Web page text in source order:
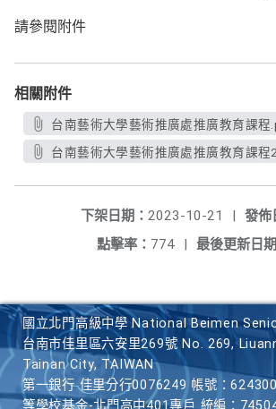
請參閱附件
相關附件
台南藝術大學藝術推廣處推廣教育課程
台南藝術大學藝術推廣處推廣教育課程
發佈
下架日期： 2023-10-21
|
最後更新日期
點擊率： 774 |
國立北門高級中學 National Beimen
台南市佳里區六安里269號 No. 269,
Tainan City, TAIWAN
第一銀行 佳里分行0076249 帳號：
等學校基金-北門高中401專戶 統編：